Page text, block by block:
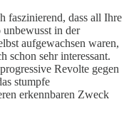
faszinierend, dass all Ihre
unbewusst in der
aufgewachsen waren,
schon sehr interessant.
Revolte gegen
stumpfe
erkennbaren Zweck